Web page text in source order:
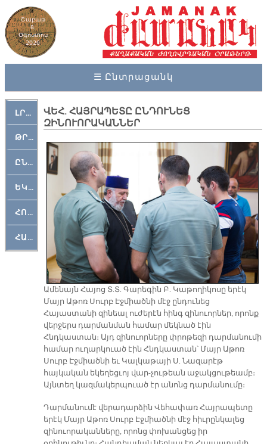
Շաբաթ
8,
Օգոստոս
2026
☰ Ընտրացանկ
ԼՐԱՀՈՍ
ԹՐՔԱՀԱՅ ԿԵԱՆՔ
ԸՆԿԵՐԱՄՇԱԿՈՒԹԱՅԻՆ
ԵԿԵՂԵՑԱԿԱՆ
ՀՈԳԵՄՏԱՒՈՐ
ՀԱՐԹԱԿ
ՎԵՀ. ՀԱՅՐԱՊԵՏԸ ԸՆԴՈՒՆԵՑ
ԶԻՆՈՒՈՐԱԿԱՆՆԵՐ
Ամենայն Հայոց Տ.Տ. Գարեգին Բ. Կաթողիկոսը երէկ
Մայր Աթոռ Սուրբ Էջմիածնի մէջ ընդունեց
Հայաստանի զինեալ ուժերէն հինգ զինուորներ, որոնք
վերջերս դարմանման համար մեկնած էին
Հնդկաստան։ Այդ զինուորները փրոթեզի դարմանումի
համար ուղարկուած էին Հնդկաստան՝ Մայր Աթոռ
Սուրբ Էջմիածնի եւ Կալկաթայի Ս. Նազարէթ
հայկական եկեղեցւոյ վար-չութեան աջակցութեամբ։
Այնտեղ կազմակերպուած էր անոնց դարմանումը։
Դարմանումէ վերադարձին Վեհափառ Հայրապետը
երէկ Մայր Աթոռ Սուրբ Էջմիածնի մէջ հիւրընկալեց
զինուորականները, որոնց փոխանցեց իր